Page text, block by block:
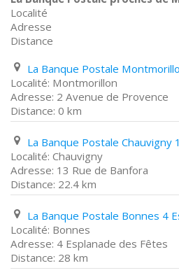
Localité
Adresse
Distance
Montmorillon
2 Avenue de Provence
0 km
Chauvigny
13 Rue de Banfora
22.4 km
Bonnes
4 Esplanade des Fêtes
28 km